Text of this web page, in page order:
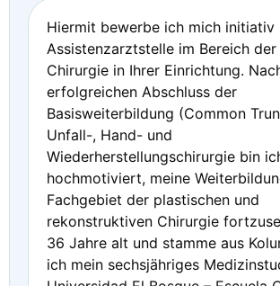
Hiermit bewerbe ich mich initiativ
Assistenzarztstelle im Bereich
Chirurgie in Ihrer Einrichtung.
erfolgreichen Abschluss der
Basisweiterbildung (Common
Unfall-, Hand- und
Wiederherstellungschirurgie bin
hochmotiviert, meine
Fachgebiet der plastischen und
rekonstruktiven Chirurgie
36 Jahre alt und stamme aus
ich mein sechsjähriges